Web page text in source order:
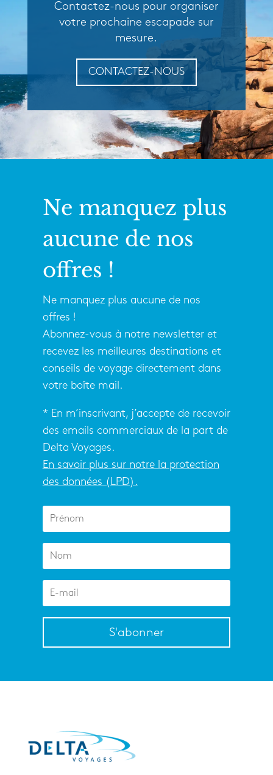
Contactez-nous pour organiser
votre prochaine escapade sur
mesure.
CONTACTEZ-NOUS
Ne manquez plus
aucune de nos
offres !
Ne manquez plus aucune de nos
offres !
Abonnez-vous à notre newsletter et
recevez les meilleures destinations et
conseils de voyage directement dans
votre boîte mail.
* En m’inscrivant, j’accepte de recevoir
des emails commerciaux de la part de
Delta Voyages.
En savoir plus sur notre la protection
des données (LPD).
S'abonner